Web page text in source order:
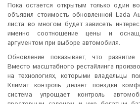
Пока остается открытым только один
объявил стоимость обновленной Lada
листа во многом будет зависеть интерес
именно соотношение цены и
аргументом при выборе автомобиля.
Обновление показывает, что
Вместо масштабного рестайлинга
на технологиях, которыми владельцы
Климат контроль делает поездки
система упрощает контроль